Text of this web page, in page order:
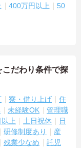
400万円以上
50
だわり条件で探
寮・借り上げ
住
未経験OK
管理職
上 土日祝休
日
研修制度あり
産
残業少なめ
託児